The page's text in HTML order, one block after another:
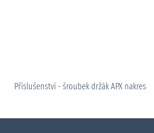
Příslušenství - šroubek držák APX nakres